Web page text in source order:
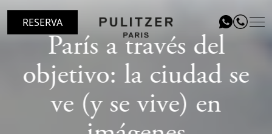
RESERVA
UBICACIÓN
HABITACIONES
LE PATIO RESTAURANT
París a través del
objetivo: la ciudad se
ve (y se vive) en